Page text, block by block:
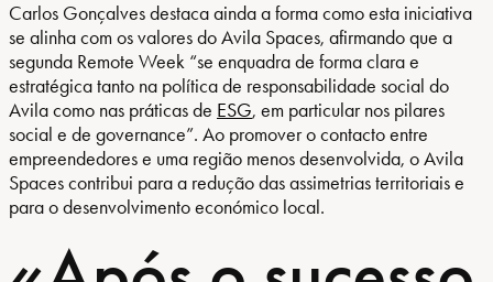
Carlos Gonçalves destaca ainda a forma como esta iniciativa
se alinha com os valores do Avila Spaces, afirmando que a
segunda Remote Week “se enquadra de forma clara e
estratégica tanto na política de responsabilidade social do
Avila como nas práticas de ESG, em particular nos pilares
social e de governance”. Ao promover o contacto entre
empreendedores e uma região menos desenvolvida, o Avila
Spaces contribui para a redução das assimetrias territoriais e
para o desenvolvimento económico local.